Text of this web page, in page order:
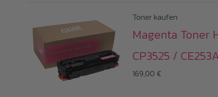
Toner kaufen
Magenta Toner
CP3525 /
169,00 €